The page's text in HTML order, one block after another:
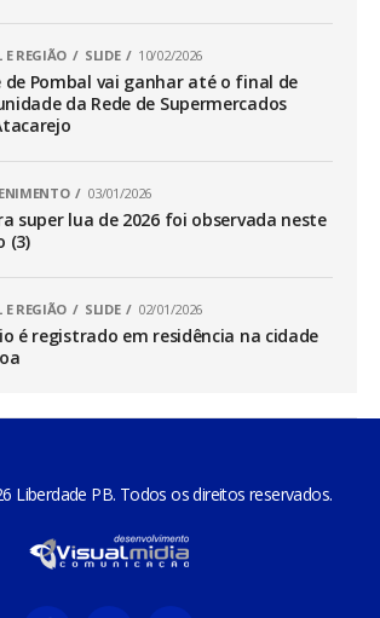
E REGIÃO SLIDE 10/02/2026
de Pombal vai ganhar até o final de
da Rede de Supermercados
03/01/2026
super lua de 2026 foi observada neste
(3)
E REGIÃO SLIDE 02/01/2026
é registrado em residência na cidade
Liberdade PB. Todos os direitos reservados.